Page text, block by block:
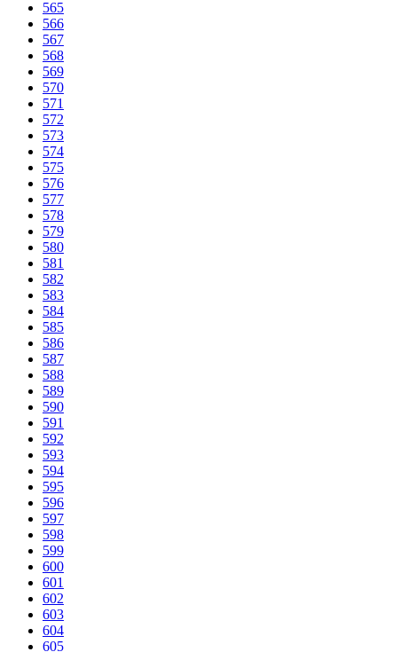
565
566
567
568
569
570
571
572
573
574
575
576
577
578
579
580
581
582
583
584
585
586
587
588
589
590
591
592
593
594
595
596
597
598
599
600
601
602
603
604
605